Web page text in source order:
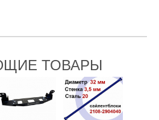
ТОВАРЫ